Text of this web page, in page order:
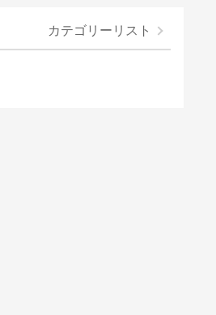
カテゴリーリスト